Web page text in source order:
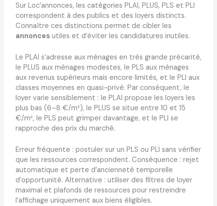
Sur Loc’annonces, les catégories PLAI, PLUS, PLS et PLI
correspondent à des publics et des loyers distincts.
Connaître ces distinctions permet de cibler les
annoncesutiles et d’éviter les candidatures inutiles.
Le PLAI s’adresse aux ménages en très grande précarité,
le PLUS aux ménages modestes, le PLS aux ménages
aux revenus supérieurs mais encore limités, et le PLI aux
classes moyennes en quasi-privé. Par conséquent, le
loyer varie sensiblement : le PLAI propose les loyers les
plus bas (6–8 €/m²), le PLUS se situe entre 10 et 15
€/m², le PLS peut grimper davantage, et le PLI se
rapproche des prix du marché.
Erreur fréquente : postuler sur un PLS ou PLI sans vérifier
que les ressources correspondent. Conséquence : rejet
automatique et perte d’ancienneté temporelle
d’opportunité. Alternative : utiliser des filtres de loyer
maximal et plafonds de ressources pour restreindre
l’affichage uniquement aux biens éligibles.